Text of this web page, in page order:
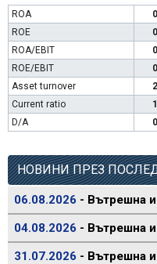
ROA
ROE
ROA/EBIT
ROE/EBIT
Asset turnover
Current ratio
D/A
НОВИНИ ПРЕЗ
06.08.2026 - Вътрешна
04.08.2026 - Вътрешна
31.07.2026 - Вътрешна